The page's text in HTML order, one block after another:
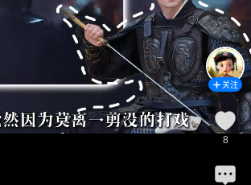
关注
8